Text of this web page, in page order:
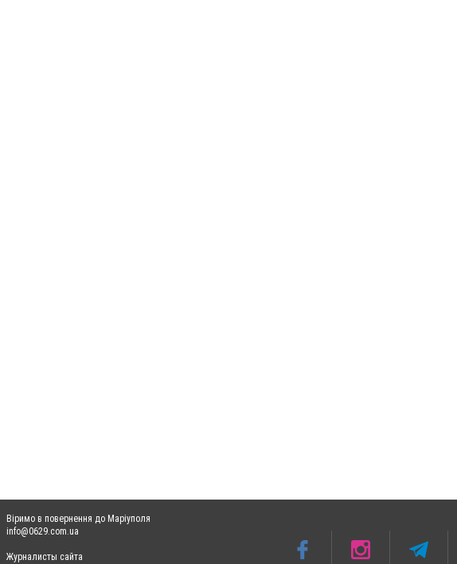
Віримо в повернення до Маріуполя
info@0629.com.ua
Журналисты сайта